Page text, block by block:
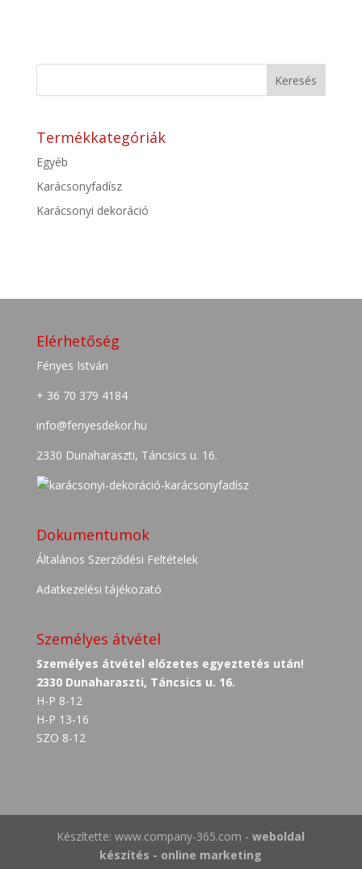
Keresés
Termékkategóriák
Egyéb
Karácsonyfadísz
Karácsonyi dekoráció
Elérhetőség
Fényes István
+ 36 70 379 4184
info@fenyesdekor.hu
2330 Dunaharaszti, Táncsics u. 16.
Dokumentumok
Általános Szerződési Feltételek
Adatkezelési tájékozató
Személyes átvétel
Személyes átvétel előzetes egyeztetés után!
2330 Dunaharaszti, Táncsics u. 16.
H-P 8-12
H-P 13-16
SZO 8-12
Készítette: www.company-365.com -weboldal
készítés - online marketing